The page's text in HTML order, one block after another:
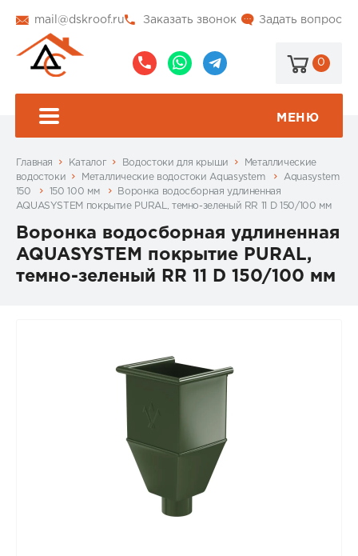
mail@dskroof.ru Задать вопрос
Заказать звонок
0
МЕНЮ
Главная Каталог Водостоки для крыши
Металлические
водостоки
Металлические водостоки Aquasystem
Aquasystem
150
150 100 мм
Воронка водосборная удлиненная
AQUASYSTEM покрытие PURAL, темно-зеленый RR 11 D 150/100 мм
Воронка водосборная удлиненная
AQUASYSTEM покрытие PURAL,
темно-зеленый RR 11 D 150/100 мм